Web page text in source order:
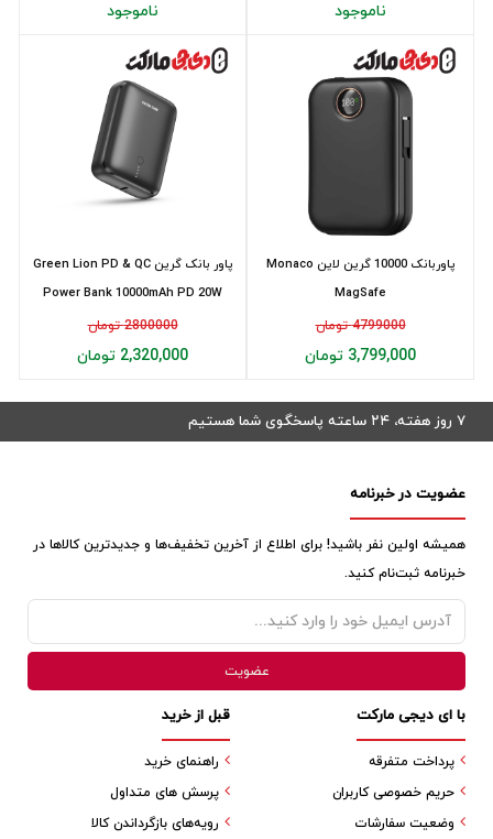
ناموجود ناموجود
پاور بانک گرین Green Lion PD & QC
Power Bank 10000mAh PD 20W
2800000 تومان
2,320,000 تومان
پاوربانک 10000 گرین لاین Monaco
MagSafe
4799000 تومان
3,799,000 تومان
۷ روز هفته، ۲۴ ساعته پاسخگوی شما هستیم
عضویت در خبرنامه
همیشه اولین نفر باشید! برای اطلاع از آخرین تخفیف‌ها و جدیدترین کالاها در
خبرنامه ثبت‌نام کنید.
قبل از خرید
راهنمای خرید
پرسش های متداول
رویه‌های بازگرداندن کالا
با ای دیجی مارکت
پرداخت متفرقه
حریم خصوصی کاربران
وضعیت سفارشات